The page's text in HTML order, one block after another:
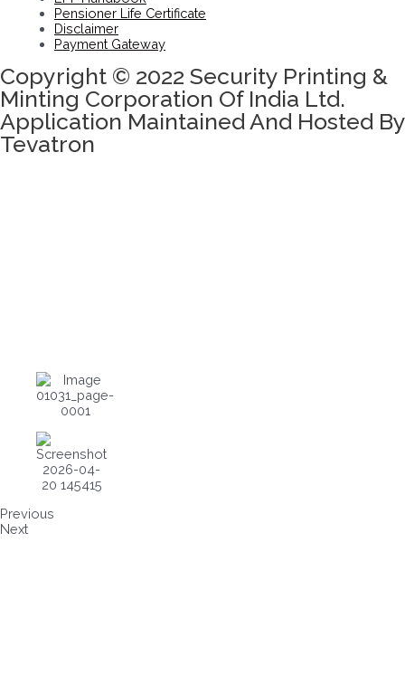
Pensioner Life Certificate
Disclaimer
Payment Gateway
Copyright © 2022 Security Printing &
Minting Corporation Of India Ltd.
Application Maintained And Hosted By
Tevatron
Previous
Next